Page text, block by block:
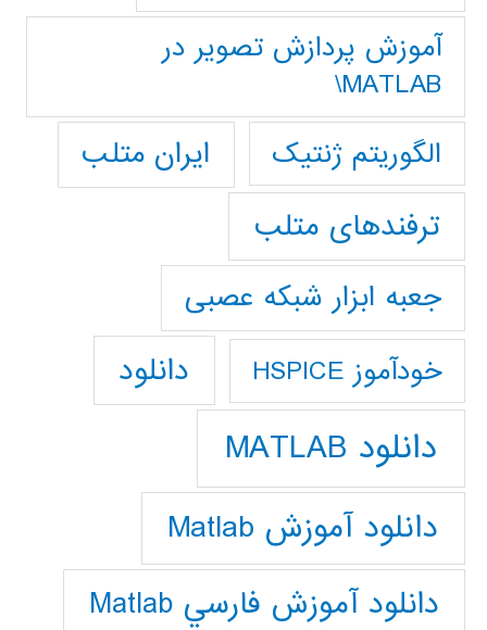
آموزش پردازش تصوير در
MATLAB\
الگوریتم ژنتیک
ایران متلب
ترفندهای متلب
جعبه ابزار شبکه عصبی
خودآموز HSPICE دانلود
دانلود MATLAB
دانلود آموزش Matlab
دانلود آموزش فارسي Matlab